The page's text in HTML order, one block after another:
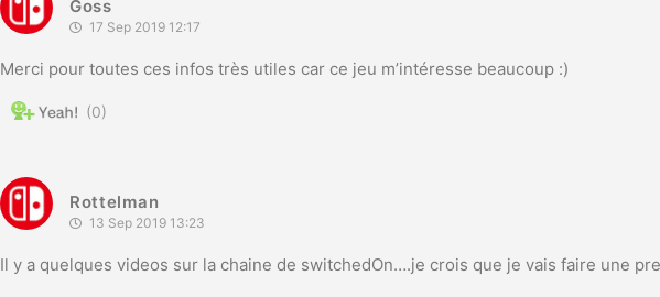
Goss
17 Sep 2019 12:17
Merci pour toutes ces infos très utiles car ce jeu m’intéresse beaucoup :)
0
Rottelman
13 Sep 2019 13:23
Il y a quelques videos sur la chaine de switchedOn….je crois que je vais faire une